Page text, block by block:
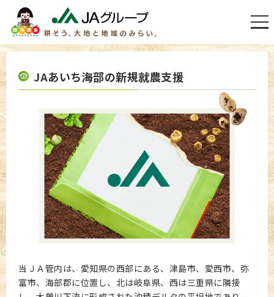
JAあいち海部の新規就農支援
当ＪＡ管内は、愛知県の西部にある、津島市、愛西市、弥
富市、海部郡に位置し、北は岐阜県、西は三重県に隣接